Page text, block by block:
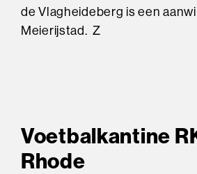
de Vlagheideberg is een
Meierijstad. Z
Voetbalkantine
Rhode